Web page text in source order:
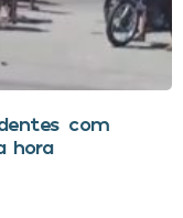
com
hora